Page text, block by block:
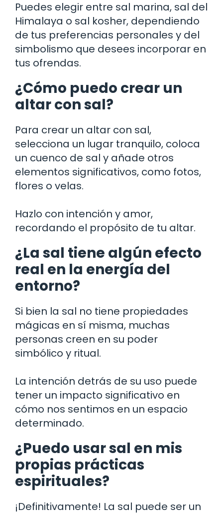
Puedes elegir entre sal marina, sal del
Himalaya o sal kosher, dependiendo
de tus preferencias personales y del
simbolismo que desees incorporar en
tus ofrendas.
¿Cómo puedo crear un
altar con sal?
Para crear un altar con sal,
selecciona un lugar tranquilo, coloca
un cuenco de sal y añade otros
elementos significativos, como fotos,
flores o velas.
Hazlo con intención y amor,
recordando el propósito de tu altar.
¿La sal tiene algún efecto
real en la energía del
entorno?
Si bien la sal no tiene propiedades
mágicas en sí misma, muchas
personas creen en su poder
simbólico y ritual.
La intención detrás de su uso puede
tener un impacto significativo en
cómo nos sentimos en un espacio
determinado.
¿Puedo usar sal en mis
propias prácticas
espirituales?
¡Definitivamente! La sal puede ser un